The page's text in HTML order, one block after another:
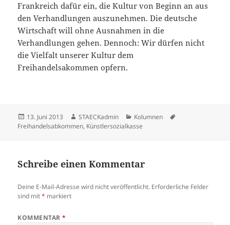
Frankreich dafür ein, die Kultur von Beginn an aus
den Verhandlungen auszunehmen. Die deutsche
Wirtschaft will ohne Ausnahmen in die
Verhandlungen gehen. Dennoch: Wir dürfen nicht
die Vielfalt unserer Kultur dem
Freihandelsakommen opfern.
Veröffentlicht
am
13. Juni 2013 Autor
STAECKadmin Kategorien
Kolumnen
Freihandelsabkommen, Künstlersozialkasse
Schreibe einen Kommentar
Deine E-Mail-Adresse wird nicht veröffentlicht. Erforderliche Felder
sind mit* markiert
KOMMENTAR*